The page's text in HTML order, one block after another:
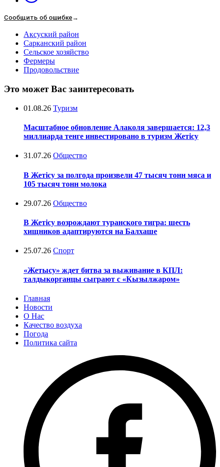
Сообщить об ошибке→
Аксуский район
Сарканский район
Сельское хозяйство
Фермеры
Продовольствие
Это может Вас заинтересовать
01.08.26 Туризм
Масштабное обновление Алаколя завершается: 12,3
миллиарда тенге инвестировано в туризм Жетісу
31.07.26 Общество
В Жетісу за полгода произвели 47 тысяч тонн мяса и
105 тысяч тонн молока
29.07.26 Общество
В Жетісу возрождают туранского тигра: шесть
хищников адаптируются на Балхаше
25.07.26 Спорт
«Жетысу» ждет битва за выживание в КПЛ:
талдыкорганцы сыграют с «Кызылжаром»
Главная
Новости
О Нас
Качество воздуха
Погода
Политика сайта